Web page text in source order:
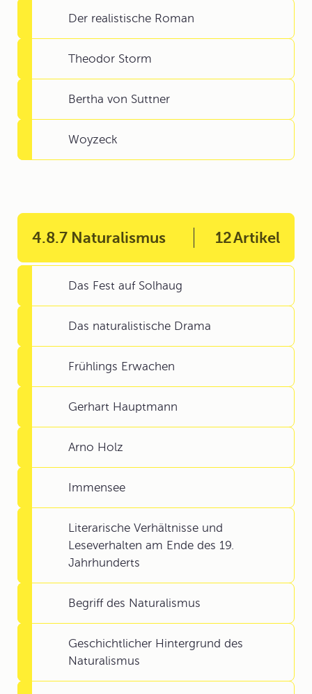
Der realistische Roman
Theodor Storm
Bertha von Suttner
Woyzeck
4.8.7 Naturalismus 12Artikel
Das Fest auf Solhaug
Das naturalistische Drama
Frühlings Erwachen
Gerhart Hauptmann
Arno Holz
Immensee
Literarische Verhältnisse und
Leseverhalten am Ende des 19.
Jahrhunderts
Begriff des Naturalismus
Geschichtlicher Hintergrund des
Naturalismus